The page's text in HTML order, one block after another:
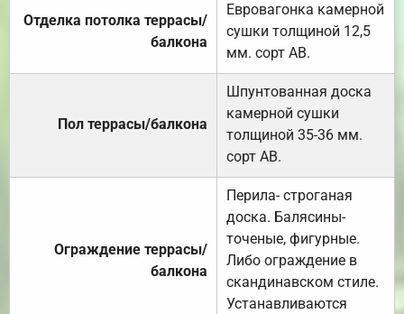
Отделка потолка террасы/
балкона
Евровагонка камерной
сушки толщиной 12,5
мм. сорт АВ.
Пол террасы/балкона
Шпунтованная доска
камерной сушки
толщиной 35-36 мм.
сорт АВ.
Ограждение террасы/
балкона
Перила- строганая
доска. Балясины-
точеные, фигурные.
Либо ограждение в
скандинавском стиле.
Устанавливаются